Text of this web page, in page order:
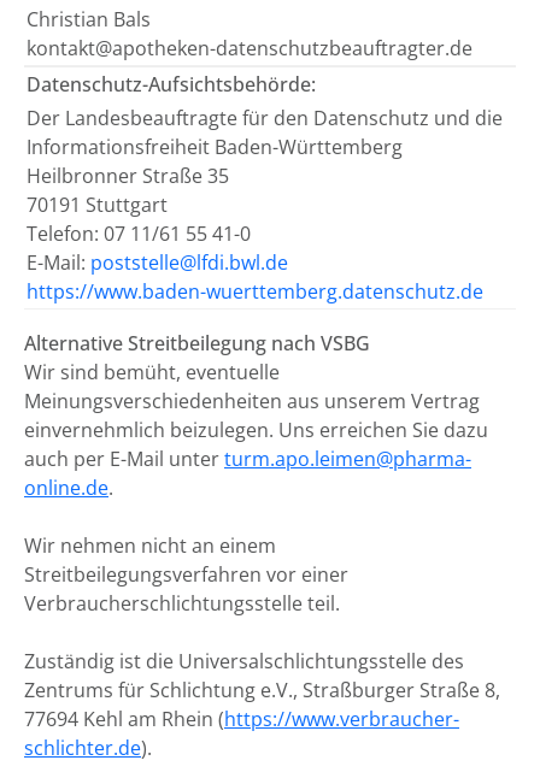
Christian Bals
kontakt@apotheken-datenschutzbeauftragter.de
Datenschutz-Aufsichtsbehörde:
Der Landesbeauftragte für den Datenschutz und die
Informationsfreiheit Baden-Württemberg
Heilbronner Straße 35
70191 Stuttgart
Telefon: 07 11/61 55 41-0
E-Mail: poststelle@lfdi.bwl.de
https://www.baden-wuerttemberg.datenschutz.de
Alternative Streitbeilegung nach VSBG
Wir sind bemüht, eventuelle
Meinungsverschiedenheiten aus unserem Vertrag
einvernehmlich beizulegen. Uns erreichen Sie dazu
auch per E-Mail unterturm.apo.leimen@pharma-
online.de.
Wir nehmen nicht an einem
Streitbeilegungsverfahren vor einer
Verbraucherschlichtungsstelle teil.
Zuständig ist die Universalschlichtungsstelle des
Zentrums für Schlichtung e.V., Straßburger Straße 8,
77694 Kehl am Rhein (https://www.verbraucher-
schlichter.de).